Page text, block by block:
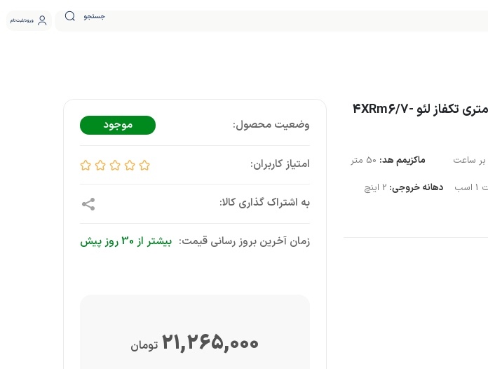
جستجو ورود ثبت نام
پمپ شناور 2 اینچ 50 متری تکفاز لئو 4XRm6/7-
ماکزیمم هد:
دهانه خروجی:
موجود
زمان آخرین بروز رسانی قیمت: بیشتر از 30 روز پیش
21,265,000 تومان